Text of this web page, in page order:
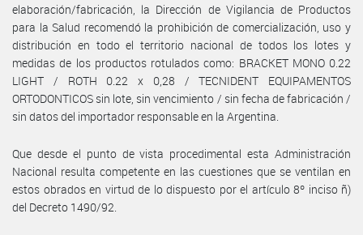
elaboración/fabricación, la Dirección de Vigilancia de Productos
para la Salud recomendó la prohibición de comercialización, uso y
distribución en todo el territorio nacional de todos los lotes y
medidas de los productos rotulados como: BRACKET MONO 0.22
LIGHT / ROTH 0.22 x 0,28 / TECNIDENT EQUIPAMENTOS
ORTODONTICOS sin lote, sin vencimiento / sin fecha de fabricación /
sin datos del importador responsable en la Argentina.
Que desde el punto de vista procedimental esta Administración
Nacional resulta competente en las cuestiones que se ventilan en
estos obrados en virtud de lo dispuesto por el artículo 8º inciso ñ)
del Decreto 1490/92.